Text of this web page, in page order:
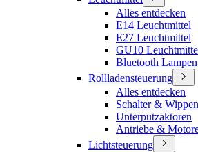
Alles entdecken
E14 Leuchtmittel
E27 Leuchtmittel
GU10
Bluetooth Lampen
Rollladensteuerung
Alles entdecken
Schalter & Wippen
Unterputzaktoren
Antriebe &
Lichtsteuerung